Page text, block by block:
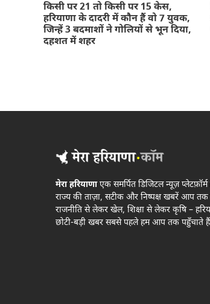
किसी पर 21 तो किसी पर 15 केस,
हरियाणा के दादरी में कौन हैं वो 7 युवक,
जिन्हें 3 बदमाशों ने गोलियों से भून दिया,
दहशत में शहर
मेरा हरियाणाएक समर्पित डिजिटल न्यूज़ प्लेटफ़ॉर्म
राज्य की ताज़ा, सटीक और निष्पक्ष खबरें आप तक
राजनीति से लेकर खेल, शिक्षा से लेकर कृषि –
छोटी-बड़ी खबर सबसे पहले हम आप तक पहुँचाते